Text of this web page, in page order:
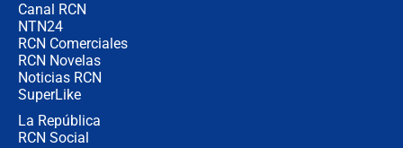
Canal RCN
NTN24
RCN Comerciales
RCN Novelas
Noticias RCN
SuperLike
La República
RCN Social